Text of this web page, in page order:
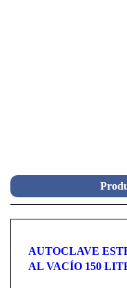
AUTOCLAVE
AL VACÍO 150